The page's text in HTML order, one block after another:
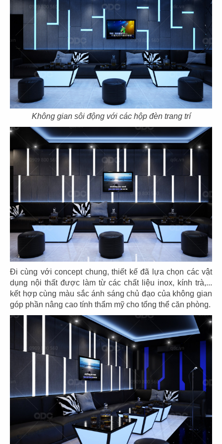
Không gian sôi động với các hộp đèn trang trí
Đi cùng với concept chung, thiết kế đã lựa chọn các vật
dụng nội thất được làm từ các chất liệu inox, kính trà,...
kết hợp cùng màu sắc ánh sáng chủ đạo của không gian
góp phần nâng cao tính thẩm mỹ cho tổng thể căn phòng.
43
THE COFFEE HOUSE
CN Vạn Hạnh Mall
44
THE COFFEE HOUSE
CN Nha Trang
45
THE COFFEE HOUSE
CN Nguyễn Tri Phương
46
THE COFFEE HOUSE
CN Võ Văn Tần
47
CHUBBY YO
CN Thảo Điền
48
CHUBBY YO
CN Celadon City
49
BAOZ DIMSUM
CN Thuận Kiều - Q.5
50
BAOZ DIMSUM
CN Lê Đại Hành - Q.11
BAOZ DIMSUM
CN Nguyễn Tri Phương
52
BAOZ HOTPOT
CN Nguyễn Tri Phương - Q.5